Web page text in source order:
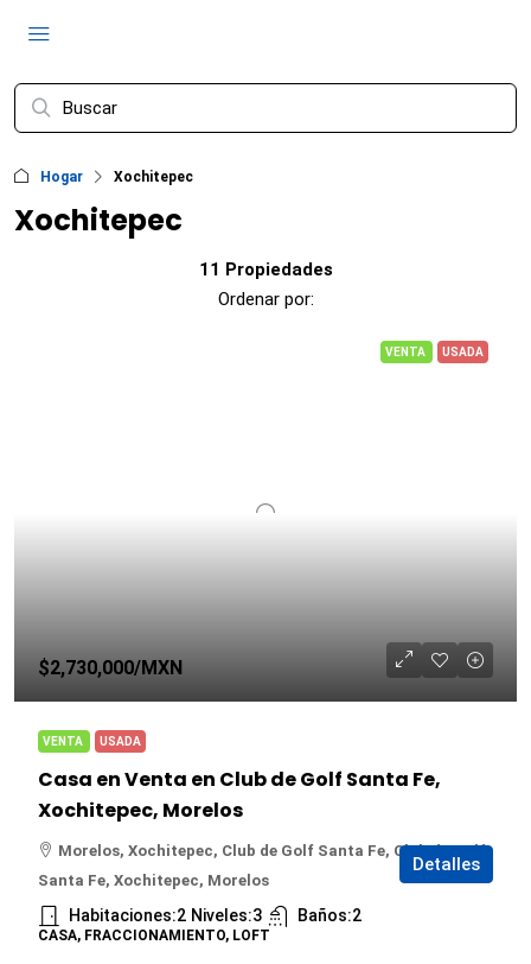
Hogar Xochitepec
Xochitepec
11 Propiedades
Ordenar por:
VENTA USADA
$2,730,000/MXN
VENTA USADA
Casa en Venta en Club de Golf Santa Fe,
Xochitepec, Morelos
Morelos, Xochitepec, Club de Golf Santa Fe, Club de Golf
Santa Fe, Xochitepec, Morelos
Habitaciones:2 Niveles:3 Baños:2
CASA, FRACCIONAMIENTO, LOFT
Detalles